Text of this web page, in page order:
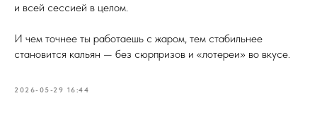
и всей сессией в целом.
И чем точнее ты работаешь с жаром, тем стабильнее
становится кальян — без сюрпризов и «лотереи» во вкусе.
2026-05-29 16:44